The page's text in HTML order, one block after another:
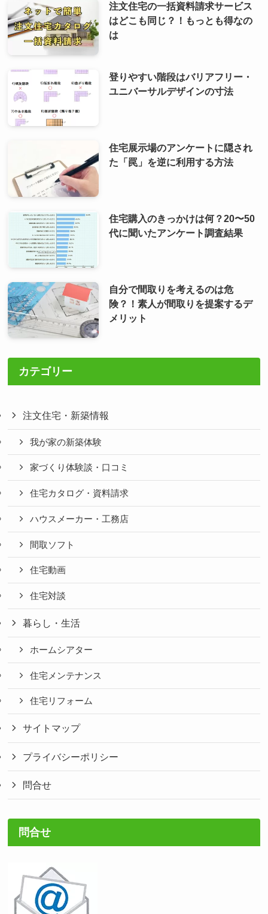
注文住宅の一括資料請求サービス
はどこも同じ？！もっとも得なの
は
登りやすい階段はバリアフリー・
ユニバーサルデザインの寸法
住宅展示場のアンケートに隠され
た「罠」を逆に利用する方法
住宅購入のきっかけは何？20〜50
代に聞いたアンケート調査結果
自分で間取りを考えるのは危
険？！素人が間取りを提案するデ
メリット
カテゴリー
注文住宅・新築情報
我が家の新築体験
家づくり体験談・口コミ
住宅カタログ・資料請求
ハウスメーカー・工務店
間取ソフト
住宅動画
住宅対談
暮らし・生活
ホームシアター
住宅メンテナンス
住宅リフォーム
サイトマップ
プライバシーポリシー
問合せ
問合せ